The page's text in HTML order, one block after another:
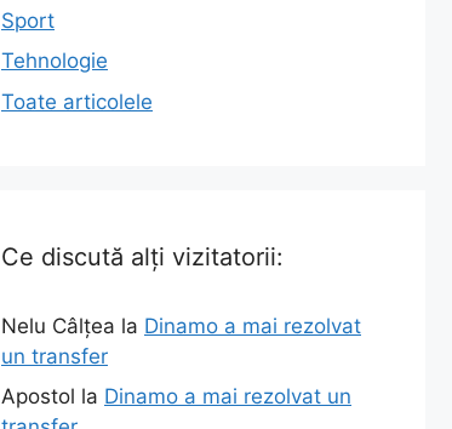
Sport
Tehnologie
Toate articolele
Ce discută alți vizitatorii:
Nelu Câlțea la Dinamo a mai rezolvat
un transfer
Apostol la Dinamo a mai rezolvat un